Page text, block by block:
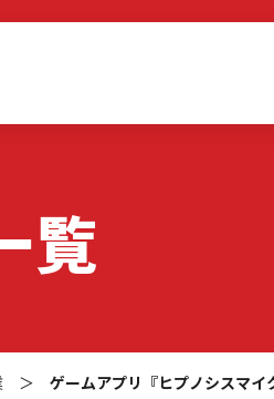
覧
＞ ゲームアプリ『ヒプノシスマ